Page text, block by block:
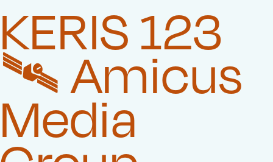
KERIS 123
🛰️‍ Amicus
Media